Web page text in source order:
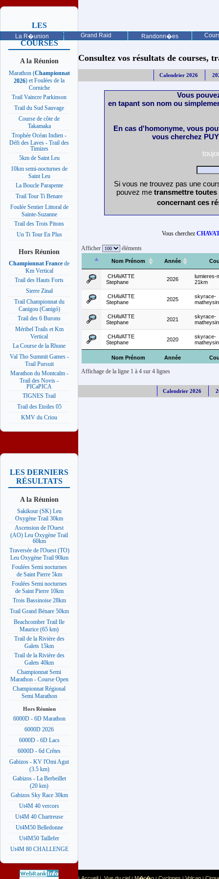
La R�union Grand Raid Randonn�es
LES
PROCHAINES
COURSES
A la Réunion
Marathon (Championnat
2026) et Foulées de la
Corniche
Trail Vaincre Parkinson
Trail du Sud Sauvage
Course de côte de
Takamaka
Trophée Océan Indien -
Défi des Laves - Trail des
Timizes
5km de Saint Leu
10km semi-nocturnes de
Saint Leu
La Boucle Parapente
Trail Tour Ti Benare
Foulée Sentier Littoral de
Sainte-Suzanne
Trail des Trois Pitons
Un Ti Tour En Plus
Hors Réunion
Championnat France de
Km Vertical
Trail des Hauts Forts
Sierre Zinal
Trail Championnat du
Canigou (Canigó)
Trail des 6 Burons
Méribel Trails et Km
Vertical
La Course de la Rhune
Val Tho Summit Games -
Trail Pursuit
Marathon du Montcalm -
Trail des Novis -
PICaPICA
TIGNES Trail
Trail des Etoiles 05
KMV du Criou
LES DERNIERS
RÉSULTATS
A la Réunion
Sakikour (SK) Leu
Oxygène Trail 30km
Ascension de l'Ouest
(AO) Leu Oxygène Trail
60km
Traversée de l'Ouest (TO)
Leu Oxygène Trail 90km
Foulées Semi nocturnes
de Saint Pierre 5km
Foulées Semi nocturnes
de Saint Pierre 10km
Trois Bassinoise 28km
Trail Grand Bénare 50km
Beachcomber Trail Ile
Maurice (65 km)
Trail de la Rivière des
Galets 15km
Trail de la Rivière des
Galets 40km
Championnat Semi
Marathon - Course Open
Championnat Régional
Semi Marathon
Hors Réunion
6000D - 6D Marathon
6000D 2026
6000D - 6D Lacs
6000D - 6d Crêtes
Gabizos - KV l'Omi Agut
(3.5 km)
Gabizos - La Berbeillet
(20 km)
Gabizos Sky Race 30km
Ut4M 40 vercors
Ut4M 40 Chartreuse
Ut4M50 Belledonne
Ut4M50 Taillefer
Ut4M 80 CHALLENGE
Consultez vos résultats de courses,
Calendrier 2026
Vous
en tapant son nom ou
En cas d'homonyme, vous
vous cherchez
Si vous ne trouvez pas une
pouvez me transmettre
concernant ces
Vous cherchez
Afficher éléments
Nom Prénom Année
Nom Prénom Année
CHAVATTE
Stephane
2026
lumieres-
21km
CHAVATTE
Stephane
2025
skyrace-
CHAVATTE
Stephane
2021
skyrace-
CHAVATTE
Stephane
2020
skyrace-
Affichage de la ligne 1 à 4 sur 4 lignes
Calendrier 2026